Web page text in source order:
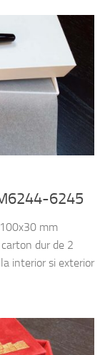
6245
mm
dur de 2
interior si exterior